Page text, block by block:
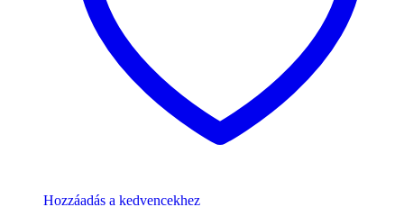
Hozzáadás a kedvencekhez